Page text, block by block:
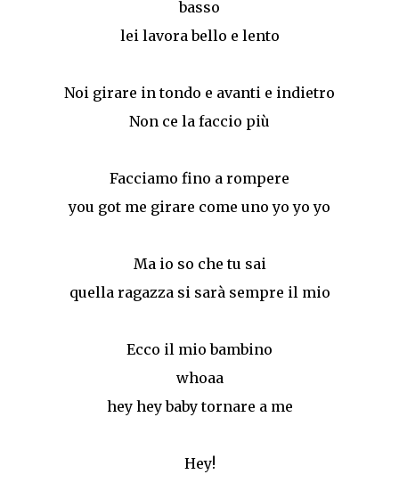
basso
lei lavora bello e lento
Noi girare in tondo e avanti e indietro
Non ce la faccio più
Facciamo fino a rompere
you got me girare come uno yo yo yo
Ma io so che tu sai
quella ragazza si sarà sempre il mio
Ecco il mio bambino
whoaa
hey hey baby tornare a me
Hey!